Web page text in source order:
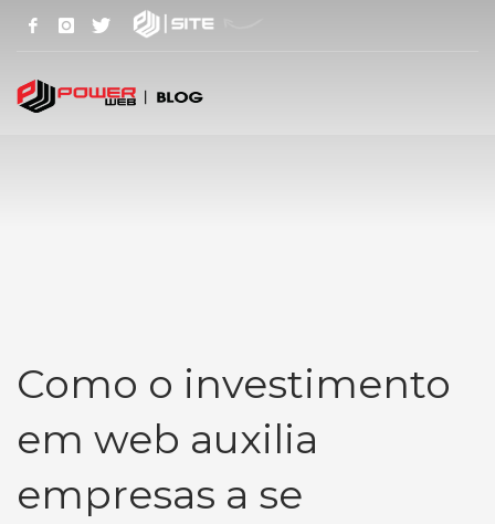
Como o investimento
em web auxilia
empresas a se